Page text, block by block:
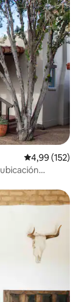
Calificación
4,99 (152)